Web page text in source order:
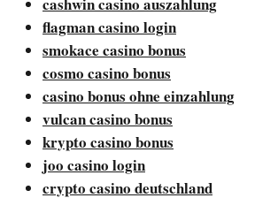
flagman casino login
smokace casino bonus
cosmo casino bonus
casino bonus ohne einzahlung
vulcan casino bonus
krypto casino bonus
joo casino login
crypto casino deutschland